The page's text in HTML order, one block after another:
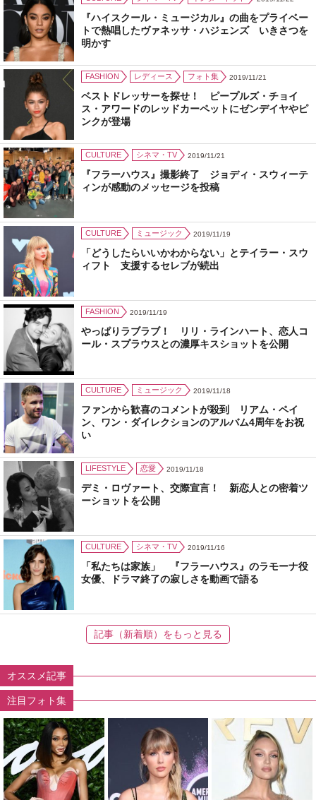
『ハイスクール・ミュージカル』の曲をプライベー
トで熱唱したヴァネッサ・ハジェンズ いきさつを
明かす
FASHION レディース フォト集 2019/11/21
ベストドレッサーを探せ！ ピープルズ・チョイ
ス・アワードのレッドカーペットにゼンデイヤやピ
ンクが登場
CULTURE シネマ・TV 2019/11/21
『フラーハウス』撮影終了 ジョディ・スウィーテ
ィンが感動のメッセージを投稿
CULTURE ミュージック 2019/11/19
「どうしたらいいかわからない」とテイラー・スウ
ィフト 支援するセレブが続出
FASHION 2019/11/19
やっぱりラブラブ！ リリ・ラインハート、恋人コ
ール・スプラウスとの濃厚キスショットを公開
CULTURE ミュージック 2019/11/18
ファンから歓喜のコメントが殺到 リアム・ペイ
ン、ワン・ダイレクションのアルバム4周年をお祝
い
LIFESTYLE 恋愛 2019/11/18
デミ・ロヴァート、交際宣言！ 新恋人との密着ツ
ーショットを公開
CULTURE シネマ・TV 2019/11/16
「私たちは家族」 『フラーハウス』のラモーナ役
女優、ドラマ終了の寂しさを動画で語る
記事（新着順）をもっと見る
オススメ記事
注目フォト集